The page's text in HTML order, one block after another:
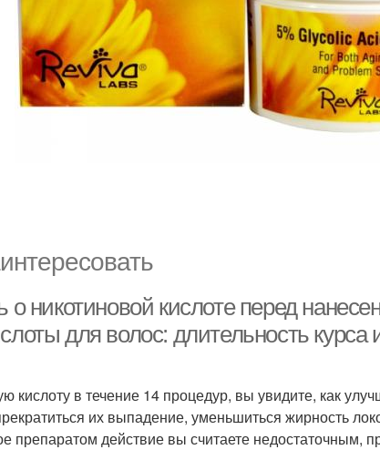
о никотиновой кислоте перед
для волос: длительность
кислоту в течение 14 процедур, вы увидите, как
их выпадение, уменьшиться жирность
препаратом действие вы считаете недостаточным,